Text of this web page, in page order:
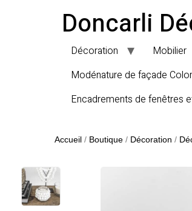
Doncarli
Décoration Mobilier
Modénature de façade
Encadrements de fenêtres
Accueil / Boutique / Décoration /